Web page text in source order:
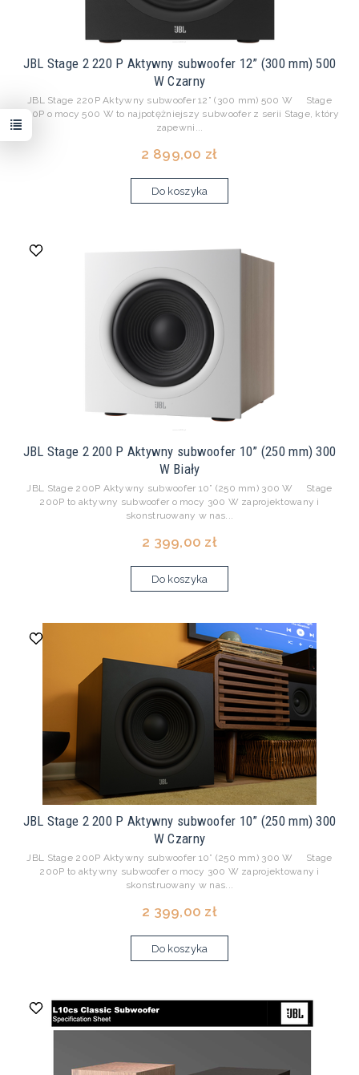
JBL Stage 2 220 P Aktywny subwoofer 12” (300 mm) 500
W Czarny
JBL Stage 220P Aktywny subwoofer 12” (300 mm) 500 W Stage
220P o mocy 500 W to najpotężniejszy subwoofer z serii Stage, który
zapewni...
2 899,00 zł
Do koszyka
JBL Stage 2 200 P Aktywny subwoofer 10” (250 mm) 300
W Biały
JBL Stage 200P Aktywny subwoofer 10” (250 mm) 300 W Stage
200P to aktywny subwoofer o mocy 300 W zaprojektowany i
skonstruowany w nas...
2 399,00 zł
Do koszyka
JBL Stage 2 200 P Aktywny subwoofer 10” (250 mm) 300
W Czarny
JBL Stage 200P Aktywny subwoofer 10” (250 mm) 300 W Stage
200P to aktywny subwoofer o mocy 300 W zaprojektowany i
skonstruowany w nas...
2 399,00 zł
Do koszyka